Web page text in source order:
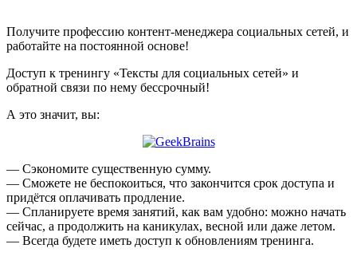
Получите профессию контент-менеджера социальных сетей, и
работайте на постоянной основе!
Доступ к тренингу «Тексты для социальных сетей» и
обратной связи по нему бессрочный!
А это значит, вы:
— Сэкономите существенную сумму.
— Сможете не беспокоиться, что закончится срок доступа и
придётся оплачивать продление.
— Спланируете время занятий, как вам удобно: можно начать
сейчас, а продолжить на каникулах, весной или даже летом.
— Всегда будете иметь доступ к обновлениям тренинга.